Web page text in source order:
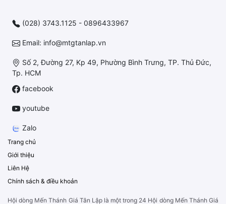
(028) 3743.1125 - 0896433967
Email: info@mtgtanlap.vn
Số 2, Đường 27, Kp 49, Phường Bình Trưng, TP. Thủ Đức,
Tp. HCM
facebook
youtube
Zalo
Trang chủ
Giới thiệu
Liên Hệ
Chính sách & điều khoản
Hội dòng Mến Thánh Giá Tân Lập là một trong 24 Hội dòng Mến Thánh Giá